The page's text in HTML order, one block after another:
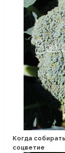
Когда
соцветие